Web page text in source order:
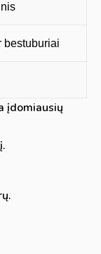
bestuburiai
įdomiausių